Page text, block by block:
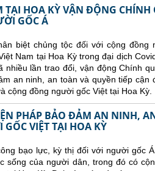
HOA KỲ VẬN ĐỘNG CHÍNH
GỐC Á
biệt chủng tộc đối với cộng đồng
Nam tại Hoa Kỳ trong đại dịch
nhiều lần trao đổi, vận động Chính
an ninh, an toàn và quyền tiếp cận
cộng đồng người gốc Việt tại Hoa Kỳ.
PHÁP BẢO ĐẢM AN NINH,
VIỆT TẠI HOA KỲ
bạo lực, kỳ thị đối với người gốc
sống của người dân, trong đó có